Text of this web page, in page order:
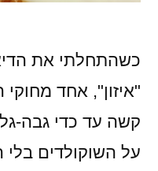
כשהתחלתי את
"איזון", אחד
קשה עד כדי גבה-
על השוקולדים